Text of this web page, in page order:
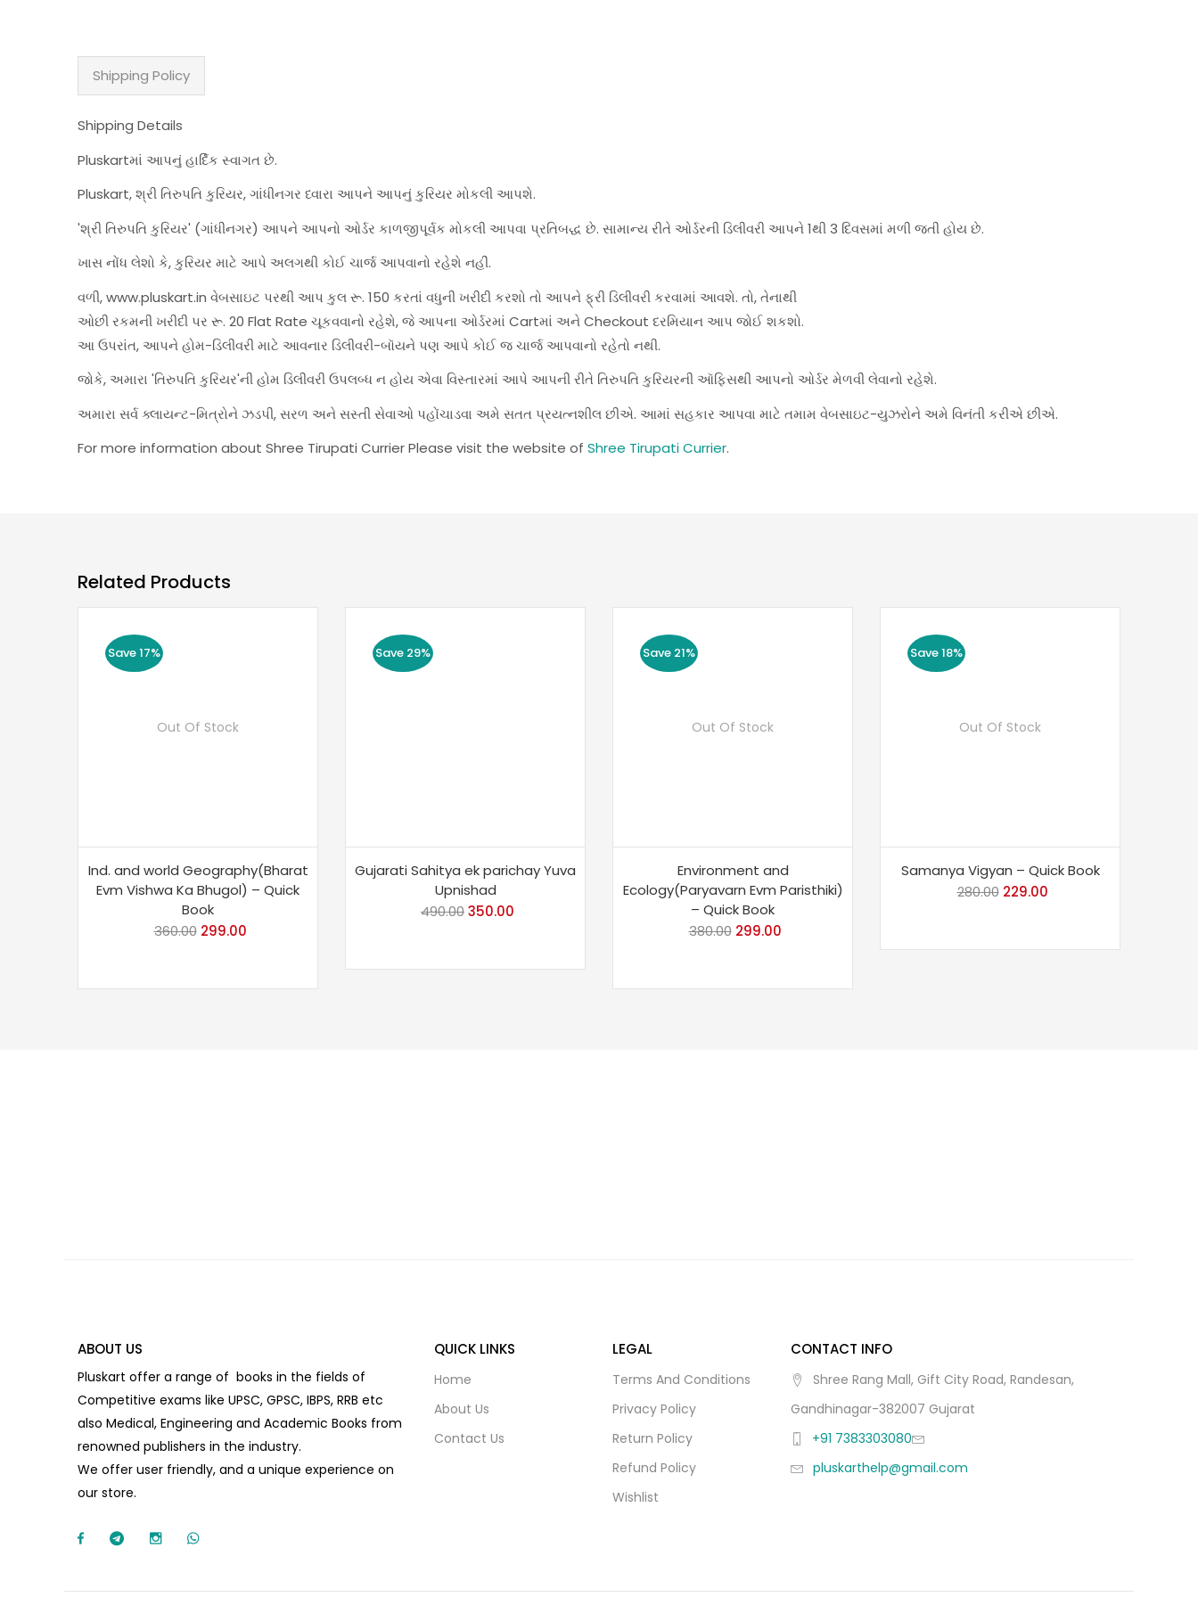
Shipping Policy
Shipping Details
Pluskartમાં આપનું હાર્દિક સ્વાગત છે.
Pluskart, શ્રી તિરુપતિ કુરિયર, ગાંધીનગર ધ્વારા આપને આપનું કુરિયર મોકલી આપશે.
'શ્રી તિરુપતિ કુરિયર' (ગાંધીનગર) આપને આપનો ઓર્ડર કાળજીપૂર્વક મોકલી આપવા પ્રતિબદ્ધ છે. સામાન્ય રીતે ઓર્ડરની ડિલીવરી આપને 1થી 3 દિવસમાં મળી જતી હોય છે.
ખાસ નોંધ લેશો કે, કુરિયર માટે આપે અલગથી કોઈ ચાર્જ આપવાનો રહેશે નહીં.
વળી, www.pluskart.in વેબસાઇટ પરથી આપ કુલ રૂ. 150 કરતાં વધુની ખરીદી કરશો તો આપને ફ્રી ડિલીવરી કરવામાં આવશે. તો, તેનાથી
ઓછી રકમની ખરીદી પર રૂ. 20 Flat Rate ચૂકવવાનો રહેશે, જે આપના ઓર્ડરમાં Cartમાં અને Checkout દરમિયાન આપ જોઈ શકશો.
આ ઉપરાંત, આપને હોમ-ડિલીવરી માટે આવનાર ડિલીવરી-બૉયને પણ આપે કોઈ જ ચાર્જ આપવાનો રહેતો નથી.
જોકે, અમારા 'તિરુપતિ કુરિયર'ની હોમ ડિલીવરી ઉપલબ્ધ ન હોય એવા વિસ્તારમાં આપે આપની રીતે તિરુપતિ કુરિયરની ઑફિસથી આપનો ઓર્ડર મેળવી લેવાનો રહેશે.
અમારા સર્વ ક્લાયન્ટ-મિત્રોને ઝડપી, સરળ અને સસ્તી સેવાઓ પહોંચાડવા અમે સતત પ્રયત્નશીલ છીએ. આમાં સહકાર આપવા માટે તમામ વેબસાઇટ-યુઝરોને અમે વિનંતી કરીએ છીએ.
For more information about Shree Tirupati Currier Please visit the website of Shree Tirupati Currier.
Related Products
Save 17%
Out Of Stock
Ind. and world Geography(Bharat
Evm Vishwa Ka Bhugol) – Quick
Book
360.00 Original
299.00Current
Save 29%
Gujarati Sahitya ek parichay Yuva
Upnishad
490.00 Original
350.00
Save 21%
Out Of Stock
Environment and
Ecology(Paryavarn Evm Paristhiki)
– Quick Book
380.00 Original
299.00Current
Save 18%
Out Of Stock
Samanya Vigyan – Quick Book
280.00 Original
229.00Current
ABOUT US
Pluskart offer a range of books in the fields of
Competitive exams like UPSC, GPSC, IBPS, RRB etc
also Medical, Engineering and Academic Books from
renowned publishers in the industry.
We offer user friendly, and a unique experience on
our store.
QUICK LINKS
Home
About Us
Contact Us
LEGAL
Terms And Conditions
Privacy Policy
Return Policy
Refund Policy
Wishlist
CONTACT INFO
Shree Rang Mall, Gift City Road, Randesan,
Gandhinagar-382007 Gujarat
+91 7383303080
pluskarthelp@gmail.com